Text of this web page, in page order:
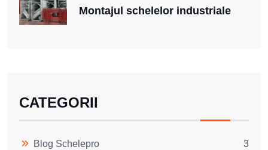
Montajul schelelor industriale
CATEGORII
Blog Schelepro 3